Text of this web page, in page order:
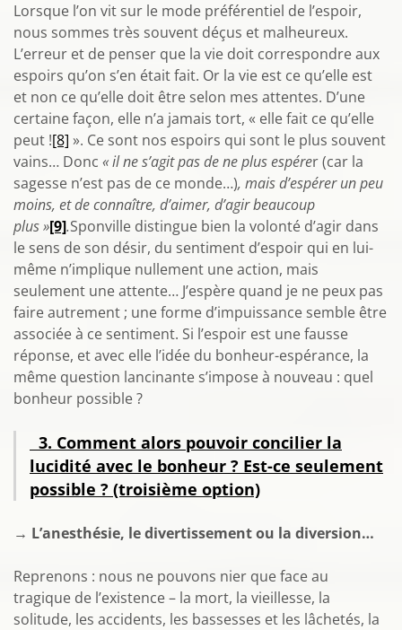
Lorsque l’on vit sur le mode préférentiel de l’espoir,
nous sommes très souvent déçus et malheureux.
L’erreur et de penser que la vie doit correspondre aux
espoirs qu’on s’en était fait. Or la vie est ce qu’elle est
et non ce qu’elle doit être selon mes attentes. D’une
certaine façon, elle n’a jamais tort, « elle fait ce qu’elle
peut ![8] ». Ce sont nos espoirs qui sont le plus souvent
vains… Donc « il ne s’agit pas de ne plus espérer (car la
sagesse n’est pas de ce monde…), mais d’espérer un peu
moins, et de connaître, d’aimer, d’agir beaucoup
plus »[9].Sponville distingue bien la volonté d’agir dans
le sens de son désir, du sentiment d’espoir qui en lui-
même n’implique nullement une action, mais
seulement une attente… J’espère quand je ne peux pas
faire autrement ; une forme d’impuissance semble être
associée à ce sentiment. Si l’espoir est une fausse
réponse, et avec elle l’idée du bonheur-espérance, la
même question lancinante s’impose à nouveau : quel
bonheur possible ?
3. Comment alors pouvoir concilier la
lucidité avec le bonheur ? Est-ce seulement
possible ? (troisième option)
→ L’anesthésie, le divertissement ou la diversion…
Reprenons : nous ne pouvons nier que face au
tragique de l’existence – la mort, la vieillesse, la
solitude, les accidents, les bassesses et les lâchetés, la